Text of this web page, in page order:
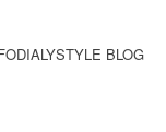
DIALYSTYLE BLOG